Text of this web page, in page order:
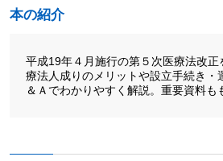
本の紹介
平成19年４月施行の第５次医療法改
療法人成りのメリットや設立手続き・
＆Ａでわかりやすく解説。重要資料も